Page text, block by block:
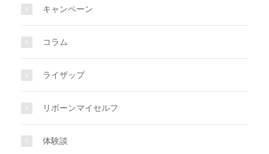
キャンペーン
コラム
ライザップ
リボーンマイセルフ
体験談